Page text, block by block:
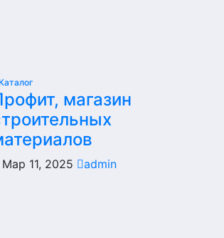
Каталог
магазин
Мар 11, 2025 admin